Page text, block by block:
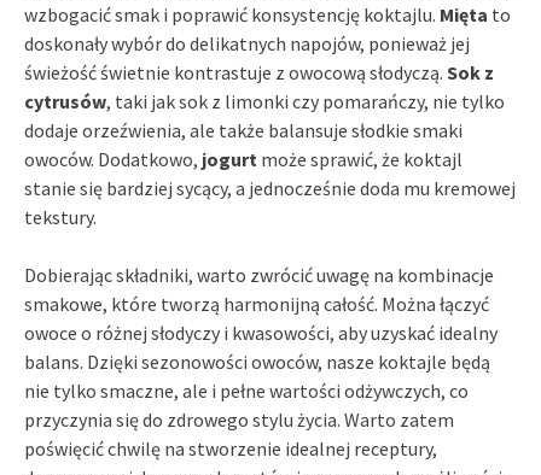
wzbogacić smak i poprawić konsystencję koktajlu. Mięta to
doskonały wybór do delikatnych napojów, ponieważ jej
świeżość świetnie kontrastuje z owocową słodyczą. Sok z
cytrusów, taki jak sok z limonki czy pomarańczy, nie tylko
dodaje orzeźwienia, ale także balansuje słodkie smaki
owoców. Dodatkowo, jogurt może sprawić, że koktajl
stanie się bardziej sycący, a jednocześnie doda mu kremowej
tekstury.
Dobierając składniki, warto zwrócić uwagę na kombinacje
smakowe, które tworzą harmonijną całość. Można łączyć
owoce o różnej słodyczy i kwasowości, aby uzyskać idealny
balans. Dzięki sezonowości owoców, nasze koktajle będą
nie tylko smaczne, ale i pełne wartości odżywczych, co
przyczynia się do zdrowego stylu życia. Warto zatem
poświęcić chwilę na stworzenie idealnej receptury,